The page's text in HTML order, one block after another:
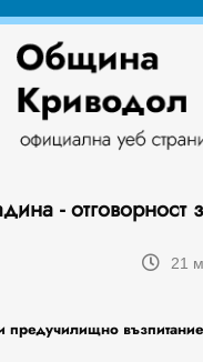
-
21
предучилищно